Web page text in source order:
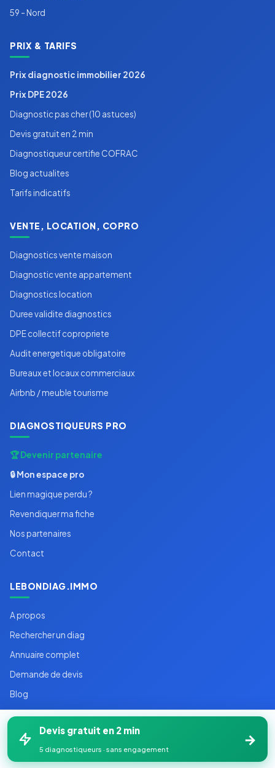
Devis gratuit en 2 min
5 diagnostiqueurs · sans engagement
→
59 - Nord
PRIX & TARIFS
Prix diagnostic immobilier 2026
Prix DPE 2026
Diagnostic pas cher (10 astuces)
Devis gratuit en 2 min
Diagnostiqueur certifie COFRAC
Blog actualites
Tarifs indicatifs
VENTE, LOCATION, COPRO
Diagnostics vente maison
Diagnostic vente appartement
Diagnostics location
Duree validite diagnostics
DPE collectif copropriete
Audit energetique obligatoire
Bureaux et locaux commerciaux
Airbnb / meuble tourisme
DIAGNOSTIQUEURS PRO
🏆 Devenir partenaire
🔒 Mon espace pro
Lien magique perdu ?
Revendiquer ma fiche
Nos partenaires
Contact
LEBONDIAG.IMMO
A propos
Rechercher un diag
Annuaire complet
Demande de devis
Blog
Sitemap XML